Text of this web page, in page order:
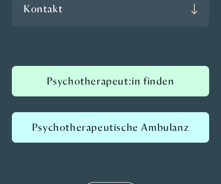
Kontakt
Psychotherapeut:in finden
Psychotherapeutische Ambulanz